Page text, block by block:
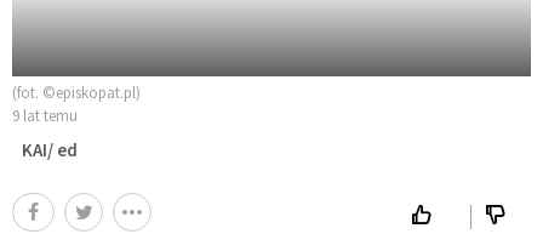
(fot. ©episkopat.pl)
9 lat temu
KAI/ ed